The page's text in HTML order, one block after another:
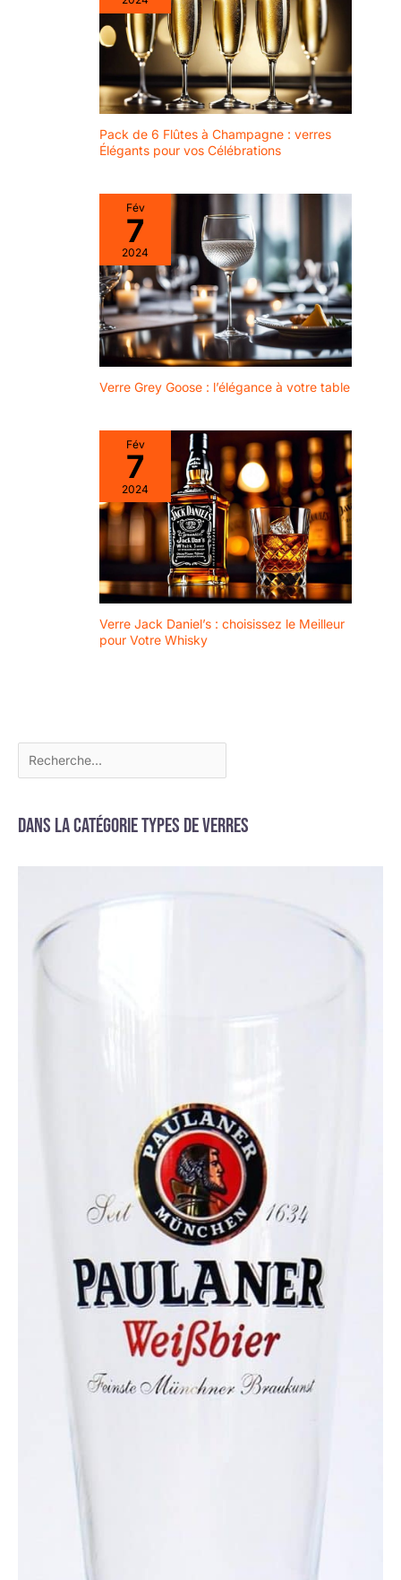
Pack de 6 Flûtes à Champagne : verres
Élégants pour vos Célébrations
Fév
7
2024
Verre Grey Goose : l’élégance à votre table
Fév
7
2024
Verre Jack Daniel’s : choisissez le Meilleur
pour Votre Whisky
Dans la catégorie Types de verres